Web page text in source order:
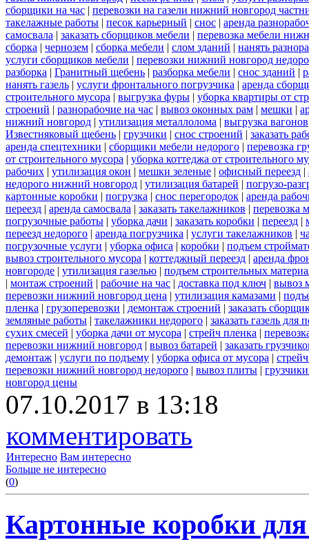
сборщики на час | перевозки на газели нижний новгород
такелажные работы | песок карьерный | снос | аренда
самосвала | заказать сборщиков мебели | перевозка мебели
сборка | чернозем | сборка мебели | слом зданий | нанять
услуги сборщиков мебели | перевозки нижний новгород
разборка | Гранитный щебень | разборка мебели | снос зданий |
нанять газель | услуги фронтального погрузчика | аренда
строительного мусора | выгрузка фуры | уборка квартиры от
строений | разнорабочие на час | вывоз оконных рам | мешки |
нижний новгород | утилизация металлолома | выгрузка вагонов
Известняковый щебень | грузчики | снос строений | заказать
аренда спецтехники | сборщики мебели недорого | перевозка
от строительного мусора | уборка коттеджа от строительного
рабочих | утилизация окон | мешки зеленые | офисный переезд |
недорого нижний новгород | утилизация батарей | погрузо-
картонные коробки | погрузка | снос перегородок | аренда
переезд | аренда самосвала | заказать такелажников | перевозка
погрузочные работы | уборка дачи | заказать коробки | переезд |
переезд недорого | аренда погрузчика | услуги такелажников |
погрузочные услуги | уборка офиса | коробки | подъем
вывоз строительного мусора | коттеджный переезд | аренда
новгороде | утилизация газелью | подъем строительных
| монтаж строений | рабочие на час | доставка под ключ | вывоз
перевозки нижний новгород цена | утилизация камазами |
пленка | грузоперевозки | демонтаж строений | заказать
земляные работы | такелажники недорого | заказать газель
сухих смесей | уборка дачи от мусора | стрейч пленка |
перевозки нижний новгород | вывоз батарей | заказать
демонтаж | услуги по подъему | уборка офиса от мусора |
перевозки нижний новгород недорого | вывоз плиты |
новгород цены
07.10.2017 в 13:18
комментировать
Интересно Вам интересно
Больше не интересно
(0)
Картонные коробки для